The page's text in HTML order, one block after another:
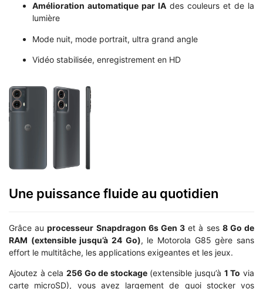
Amélioration automatique par IA des couleurs et de la
lumière
Mode nuit, mode portrait, ultra grand angle
Vidéo stabilisée, enregistrement en HD
Une puissance fluide au quotidien
Grâce auprocesseur Snapdragon 6s Gen 3 et à ses 8 Go de
RAM (extensible jusqu’à 24 Go), le Motorola G85 gère sans
effort le multitâche, les applications exigeantes et les jeux.
Ajoutez à cela 256 Go de stockage(extensible jusqu’à 1 To via
carte microSD), vous avez largement de quoi stocker vos